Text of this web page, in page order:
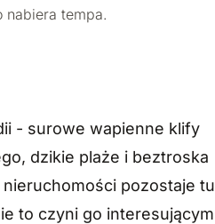
nabiera tempa.
- surowe wapienne klify
dzikie plaże i beztroska
pozostaje tu
to czyni go interesującym